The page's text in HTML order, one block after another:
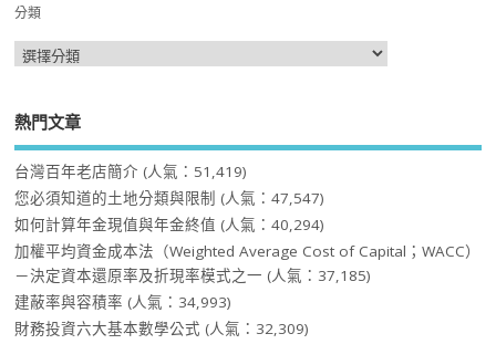
分類
熱門文章
台灣百年老店簡介 (人氣：51,419)
您必須知道的土地分類與限制 (人氣：47,547)
如何計算年金現值與年金終值 (人氣：40,294)
加權平均資金成本法（Weighted Average Cost of Capital；WACC）
－決定資本還原率及折現率模式之一 (人氣：37,185)
建蔽率與容積率 (人氣：34,993)
財務投資六大基本數學公式 (人氣：32,309)